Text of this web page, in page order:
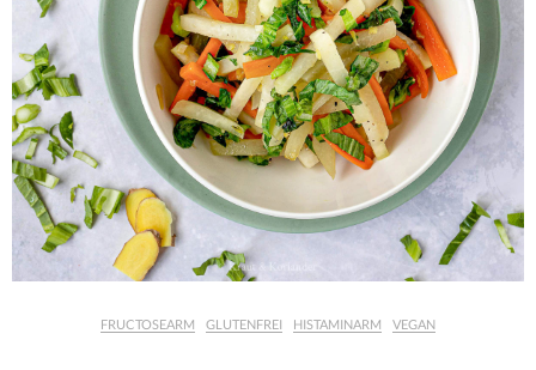
FRUCTOSEARM GLUTENFREI HISTAMINARM VEGAN